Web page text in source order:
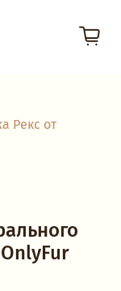
Рекс от